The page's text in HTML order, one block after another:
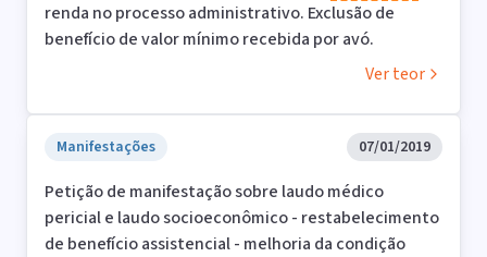
renda no processo administrativo. Exclusão de
benefício de valor mínimo recebida por avó.
Ver teor
Manifestações 07/01/2019
Petição de manifestação sobre laudo médico
pericial e laudo socioeconômico - restabelecimento
de benefício assistencial - melhoria da condição